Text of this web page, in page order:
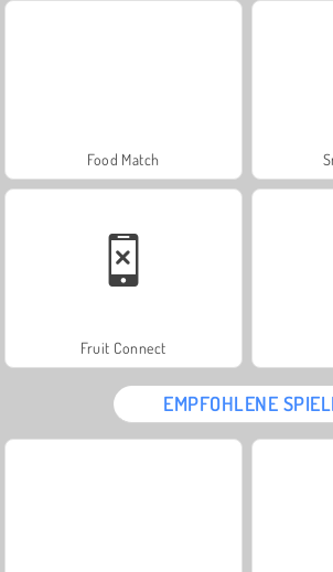
Food Match
Fruit Connect
EMPFOHLENE